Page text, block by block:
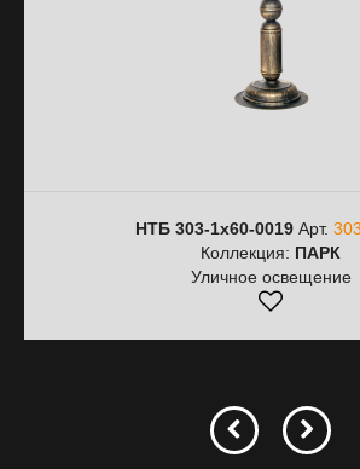
НТБ 303-1х60-0019 Арт.
Коллекция: ПАРК
Уличное освещение